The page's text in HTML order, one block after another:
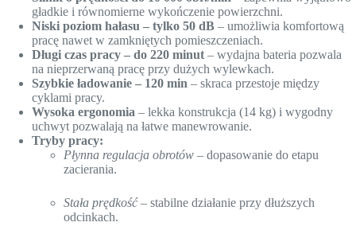
gładkie i równomierne wykończenie powierzchni.
Niski poziom hałasu – tylko 50 dB – umożliwia komfortową
pracę nawet w zamkniętych pomieszczeniach.
Długi czas pracy – do 220 minut – wydajna bateria pozwala
na nieprzerwaną pracę przy dużych wylewkach.
Szybkie ładowanie – 120 min – skraca przestoje między
cyklami pracy.
Wysoka ergonomia – lekka konstrukcja (14 kg) i wygodny
uchwyt pozwalają na łatwe manewrowanie.
Tryby pracy:
Płynna regulacja obrotów – dopasowanie do etapu
zacierania.
Stała prędkość– stabilne działanie przy dłuższych
odcinkach.